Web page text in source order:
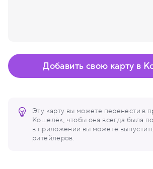
Эту карту вы можете перенести в
Кошелёк, чтобы она всегда была
в приложении вы можете
ритейлеров.
Добавить свою карту в